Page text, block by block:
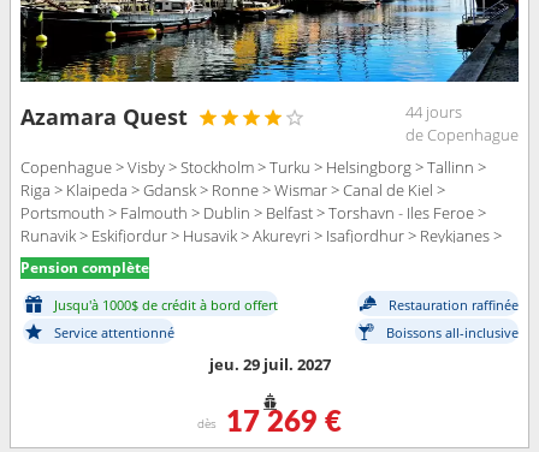
Azamara Quest
44 jours
de Copenhague
Copenhague > Visby > Stockholm > Turku > Helsingborg > Tallinn >
Riga > Klaipeda > Gdansk > Ronne > Wismar > Canal de Kiel >
Portsmouth > Falmouth > Dublin > Belfast > Torshavn - Iles Feroe >
Runavik > Eskifjordur > Husavik > Akureyri > Isafjordhur > Reykjanes >
Reykjavik > Prins Christian Sund > Nanortalik > Qaqortoq > Nuuk > Saint
John > Halifax > Lunenbourg > Portland - Maine (East Coast) > Boston >
Cape Code Canal > Newport - port (Rhode Island) > New York
Pension complète
Jusqu'à 1000$ de crédit à bord offert
Restauration raffinée
Service attentionné
Boissons all-inclusive
jeu. 29 juil. 2027
dès 17 269 €